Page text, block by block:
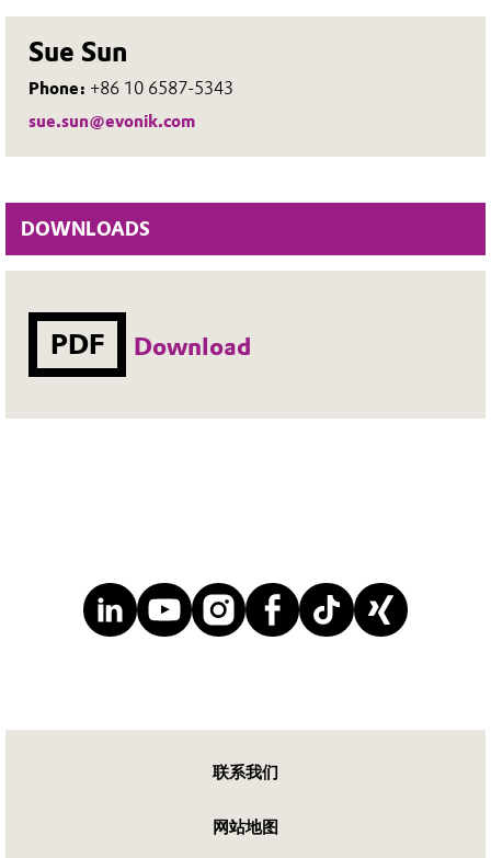
Sue Sun
Phone: +86 10 6587-5343
sue.sun@evonik.com
DOWNLOADS
PDF Download
联系我们
网站地图